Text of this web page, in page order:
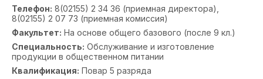
Телефон: 8(02155) 2 34 36 (приемная директора),
8(02155) 2 07 73 (приемная комиссия)
Факультет: На основе общего базового (после 9 кл.)
Специальность: Обслуживание и изготовление
продукции в общественном питании
Квалификация: Повар 5 разряда